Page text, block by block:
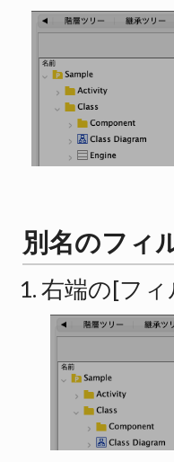
別名のフィ
右端の[フ